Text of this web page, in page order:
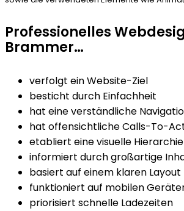
Professionelles
Brammer…
verfolgt ein Website-Ziel
besticht durch Einfachheit
hat eine verständliche
hat offensichtliche Calls-To-
etabliert eine visuelle Hierarchie
informiert durch großartige
basiert auf einem klaren Layout
funktioniert auf mobilen
priorisiert schnelle Ladezeiten